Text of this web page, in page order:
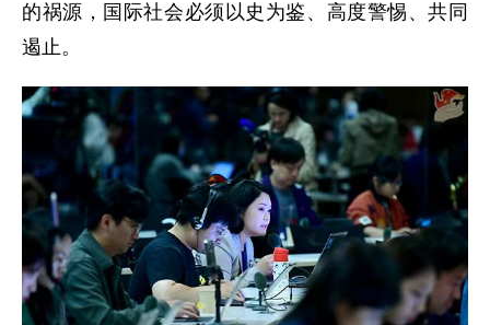
的祸源，国际社会必须以史为鉴、高度警惕、共同
遏止。